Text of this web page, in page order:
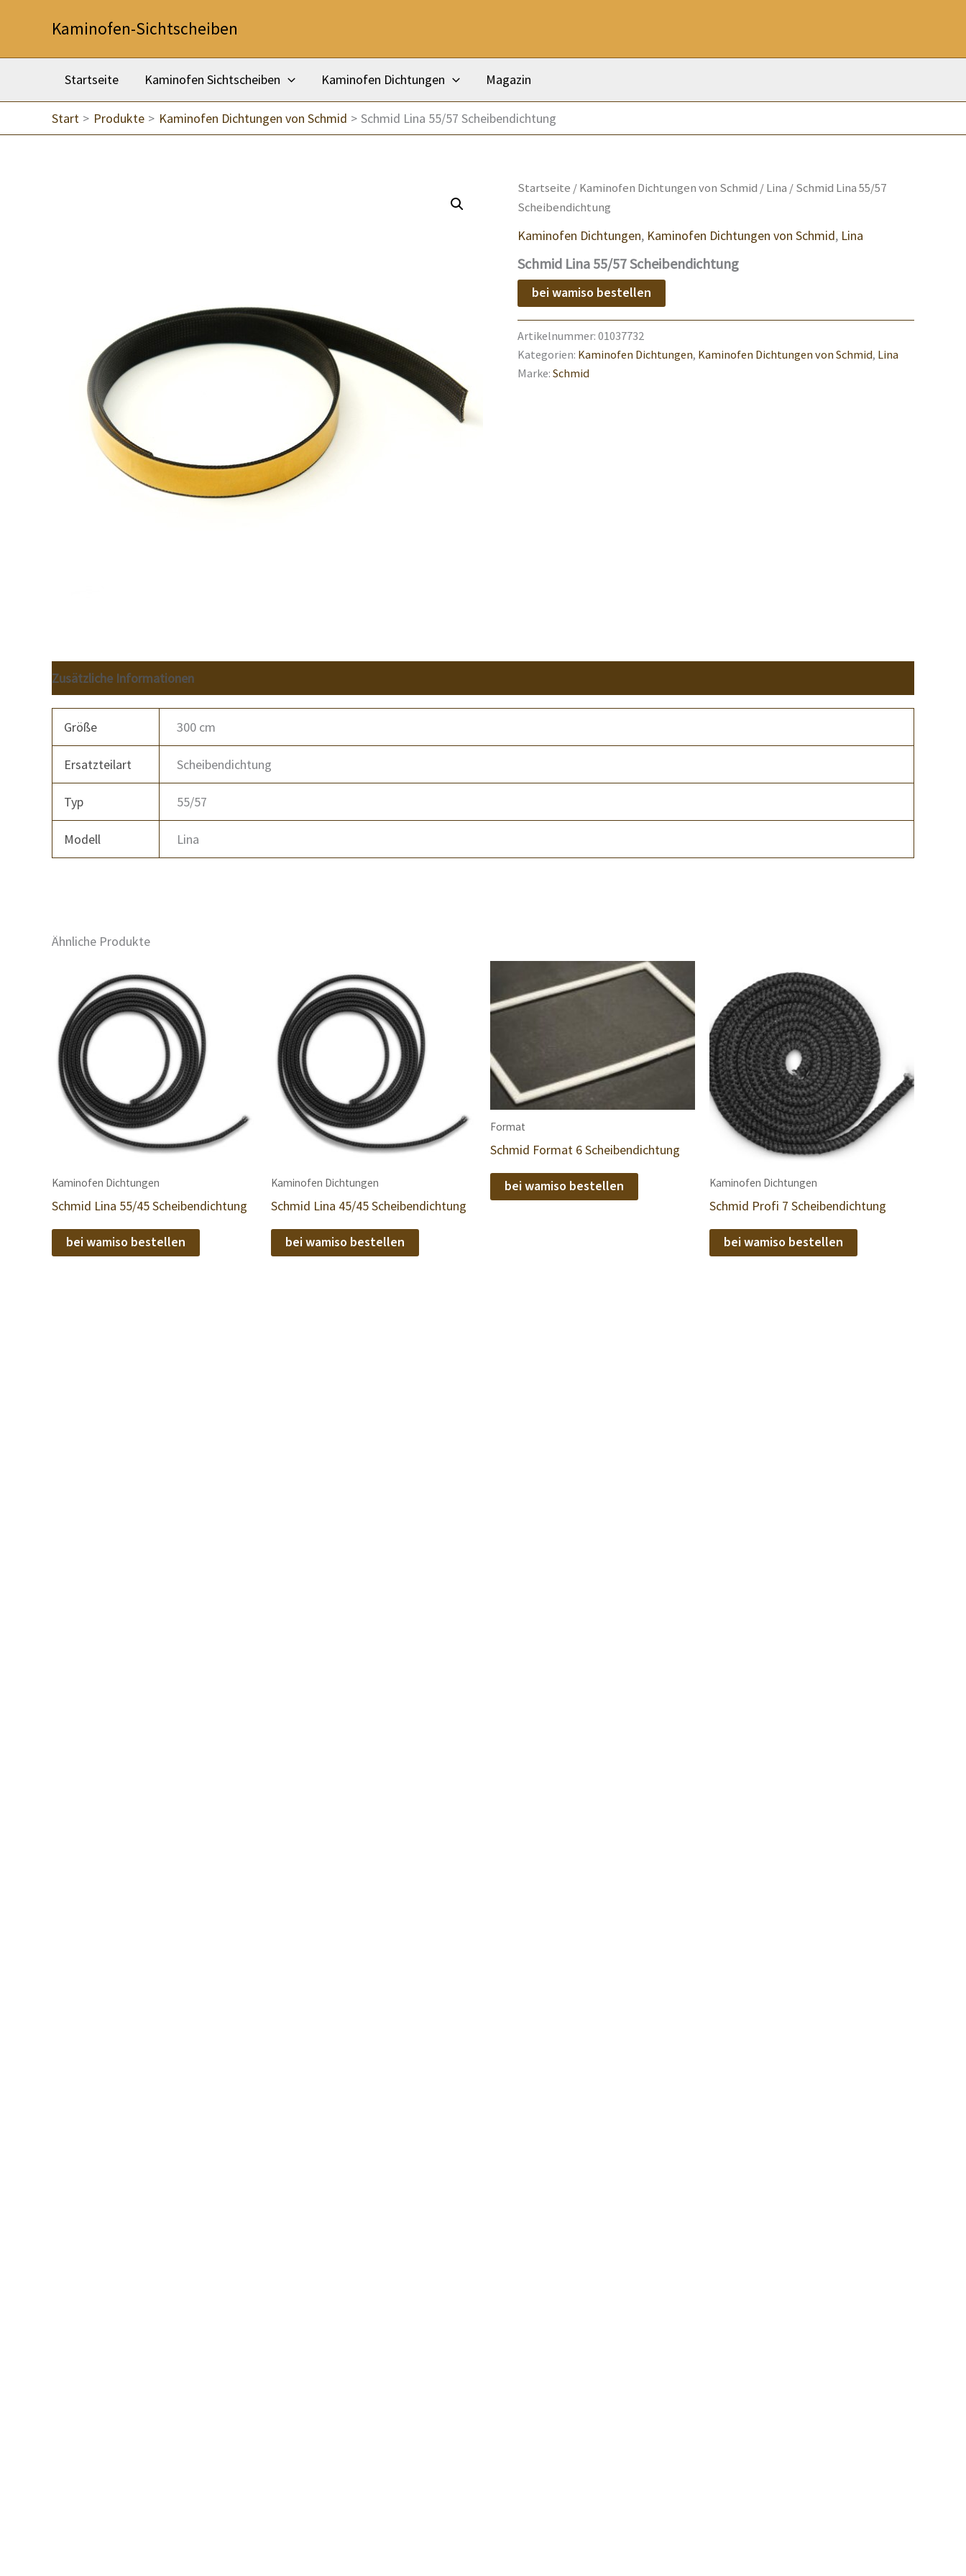
Kaminofen-Sichtscheiben
Startseite Kaminofen Sichtscheiben Kaminofen Dichtungen Magazin
Start Produkte Kaminofen Dichtungen von Schmid Schmid Lina 55/57 Scheibendichtung
Startseite /Kaminofen Dichtungen von Schmid /Lina / Schmid Lina 55/57
Scheibendichtung
Kaminofen Dichtungen, Kaminofen Dichtungen von Schmid, Lina
Schmid Lina 55/57 Scheibendichtung
bei wamiso bestellen
Artikelnummer: 01037732
Kategorien: Kaminofen Dichtungen, Kaminofen Dichtungen von Schmid, Lina
Marke: Schmid
Zusätzliche Informationen
Größe 300 cm
Ersatzteilart Scheibendichtung
Typ 55/57
Modell Lina
Ähnliche Produkte
Kaminofen Dichtungen
Schmid Lina 55/45 Scheibendichtung
bei wamiso bestellen
Kaminofen Dichtungen
Schmid Lina 45/45 Scheibendichtung
bei wamiso bestellen
Format
Schmid Format 6 Scheibendichtung
bei wamiso bestellen Kaminofen Dichtungen
Schmid Profi 7 Scheibendichtung
bei wamiso bestellen